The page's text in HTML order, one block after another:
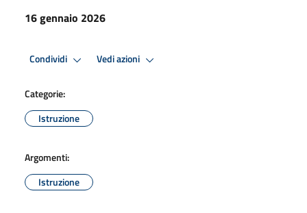
16 gennaio 2026
Condividi Vedi azioni
Categorie:
Istruzione
Argomenti:
Istruzione